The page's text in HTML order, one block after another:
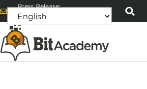
Press Release:
alex@bitacademyweb.com